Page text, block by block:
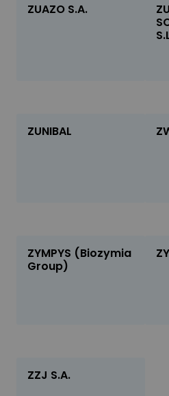
ZUAZO S.A.
ZUNIBAL
ZYMPYS (Biozymia
Group)
ZZJ S.A.